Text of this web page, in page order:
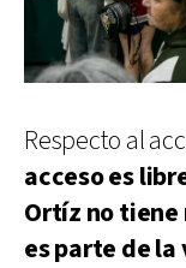
Respecto al
acceso es
Ortíz no tiene
es parte de la